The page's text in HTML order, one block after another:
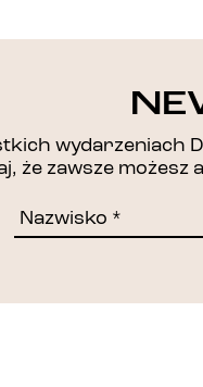
wydarzeniach
że zawsze